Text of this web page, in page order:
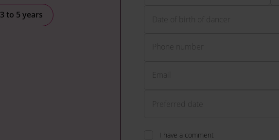
3 to 5 years
Phone number
I have a comment